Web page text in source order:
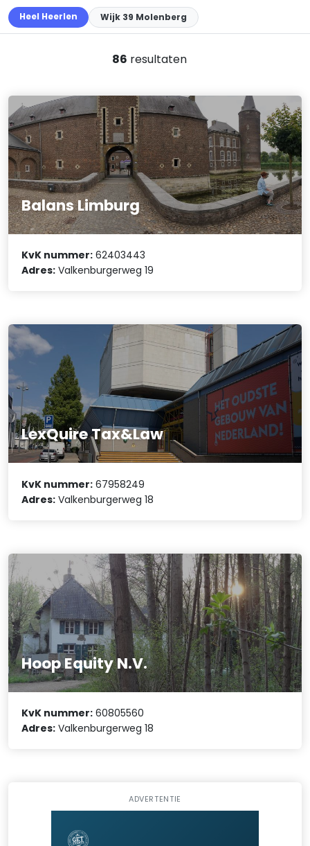
Heel Heerlen Wijk 39 Molenberg
86 resultaten
Balans Limburg
KvK nummer: 62403443
Adres: Valkenburgerweg 19
LexQuire Tax&Law
KvK nummer: 67958249
Adres: Valkenburgerweg 18
Hoop Equity N.V.
KvK nummer: 60805560
Adres: Valkenburgerweg 18
ADVERTENTIE